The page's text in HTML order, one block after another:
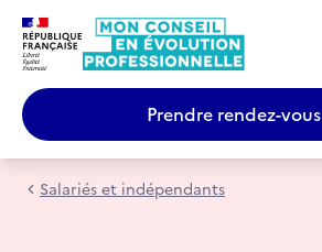
Prendre rendez-vous
Salariés et indépendants